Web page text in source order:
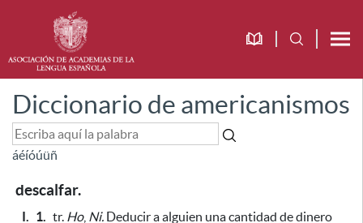
Diccionario de americanismos
áéíóúüñ
descalfar.
I. 1. tr. Ho, Ni. Deducir a alguien una cantidad de dinero